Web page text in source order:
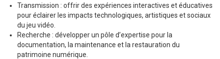
Transmission : offrir des expériences interactives et éducatives
pour éclairer les impacts technologiques, artistiques et sociaux
du jeu vidéo.
Recherche : développer un pôle d’expertise pour la
documentation, la maintenance et la restauration du
patrimoine numérique.